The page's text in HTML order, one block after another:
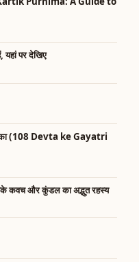
यहां पर देखिए
(108 Devta ke Gayatri
कवच और कुंडल का अद्भुत रहस्य